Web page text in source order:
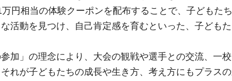
円相当の体験クーポンを配布することで、子どもた
活動を見つけ、自己肯定感を育むといった、子ども
加」の理念により、大会の観戦や選手との交流、一
れが子どもたちの成長や生き方、考え方にもプラス